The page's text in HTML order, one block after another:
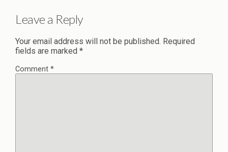
Leave a Reply
Your email address will not be published. Required
fields are marked *
Comment *